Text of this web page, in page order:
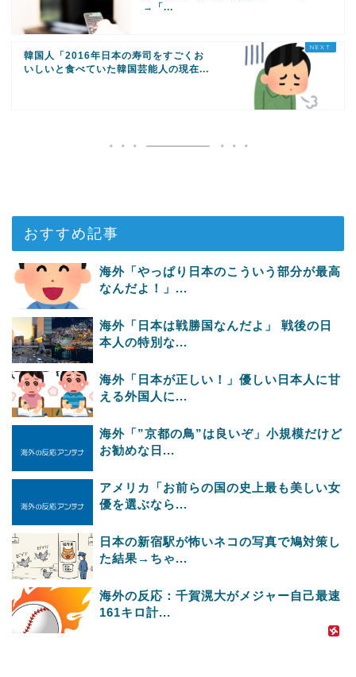
→「...
韓国人「2016年日本の寿司をすごくお
いしいと食べていた韓国芸能人の現在...
おすすめ記事
海外「やっぱり日本のこういう部分が最高
なんだよ！」...
海外「日本は戦勝国なんだよ」 戦後の日
本人の特別な...
海外「日本が正しい！」優しい日本人に甘
える外国人に...
海外「”京都の鳥”は良いぞ」小規模だけど
お勧めな日...
アメリカ「お前らの国の史上最も美しい女
優を選ぶなら...
日本の新宿駅が怖いネコの写真で鳩対策し
た結果→ちゃ...
海外の反応：千賀滉大がメジャー自己最速
161キロ計...